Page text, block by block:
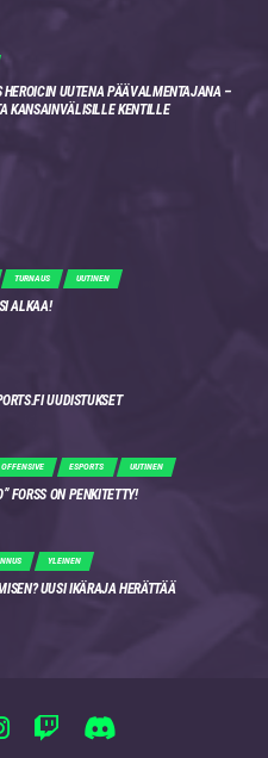
HEROICIN UUTENA PÄÄVALMENTAJANA –
KANSAINVÄLISILLE KENTILLE
TURNAUS UUTINEN
ALKAA!
UUDISTUKSET
ESPORTS UUTINEN
FORSS ON PENKITETTY!
YLEINEN
UUSI IKÄRAJA HERÄTTÄÄ